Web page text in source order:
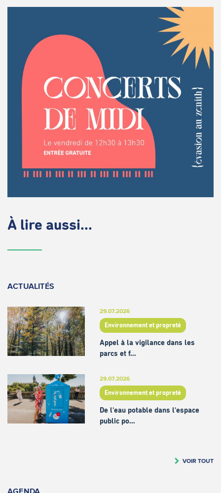
À lire aussi...
ACTUALITÉS
29.07.2026
Environnement et propreté
Appel à la vigilance dans les
parcs et f…
29.07.2026
Environnement et propreté
De l'eau potable dans l'espace
public po…
VOIR TOUT
AGENDA